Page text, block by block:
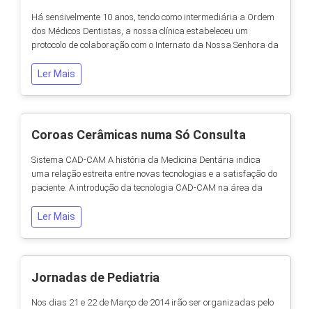
Há sensivelmente 10 anos, tendo como intermediária a Ordem
dos Médicos Dentistas, a nossa clínica estabeleceu um
protocolo de colaboração com o Internato da Nossa Senhora da
da Santa Casa da Misericórdia do Bom Jesus de Matosinhos,
este internato foi fundado em 1 de Janeiro de 1896 por
Ler Mais
Coroas Cerâmicas numa Só Consulta
Sistema CAD-CAM A história da Medicina Dentária indica
uma relação estreita entre novas tecnologias e a satisfação do
paciente. A introdução da tecnologia CAD-CAM na área da
melhorar a qualidade das nossas restaurações cerâmicas e
diminuir o tempo e complexidade da consulta. CAD-CAM
Ler Mais
Jornadas de Pediatria
Nos dias 21 e 22 de Março de 2014 irão ser organizadas pelo